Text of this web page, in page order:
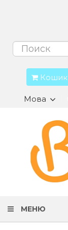
Кошик
Мова
МЕНЮ